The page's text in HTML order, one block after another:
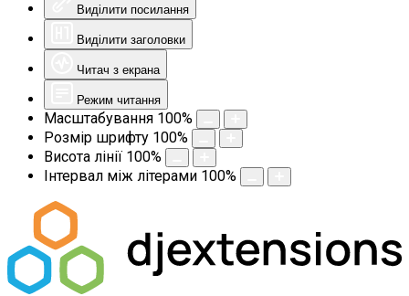
Виділити посилання
Виділити заголовки
Читач з екрана
Режим читання
Масштабування 100%
Розмір шрифту 100%
Висота лінії 100%
Інтервал між літерами 100%